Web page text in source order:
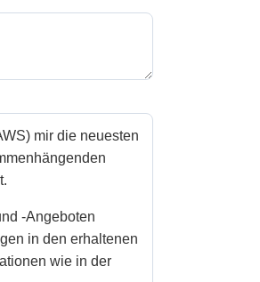
mir die neuesten
in den erhaltenen
Mitteilungen folgen. AWS behandelt Ihre Informationen wie in der